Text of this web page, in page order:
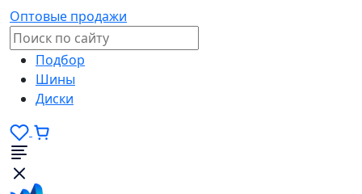
Оптовые продажи
Подбор
Шины
Диски